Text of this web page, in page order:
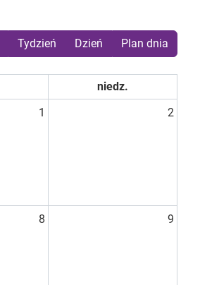
Tydzień Dzień Plan dnia
niedz.
1 2
8 9